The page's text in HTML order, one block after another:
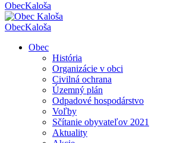
ObecKaloša
ObecKaloša
Obec
História
Organizácie v obci
Civilná ochrana
Územný plán
Odpadové hospodárstvo
Voľby
Sčítanie obyvateľov 2021
Aktuality